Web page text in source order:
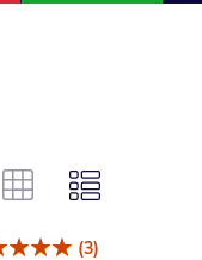
(3)